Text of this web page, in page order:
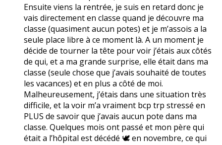
Ensuite viens la rentrée, je suis en retard donc je
vais directement en classe quand je découvre ma
classe (quasiment aucun potes) et je m’assois a la
seule place libre à ce moment là. A un moment je
décide de tourner la tête pour voir j’étais aux côtés
de qui, et a ma grande surprise, elle était dans ma
classe (seule chose que j’avais souhaité de toutes
les vacances) et en plus a côté de moi.
Malheureusement, j’étais dans une situation très
difficile, et la voir m’a vraiment bcp trp stressé en
PLUS de savoir que j’avais aucun pote dans ma
classe. Quelques mois ont passé et mon père qui
était a l’hôpital est décédé 🕊️ en novembre, ce qui